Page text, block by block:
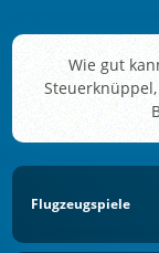
Wie gut
Flugzeugspiele